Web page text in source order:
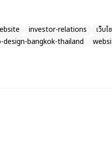
investor-relations เว็บ
design-bangkok-thailand